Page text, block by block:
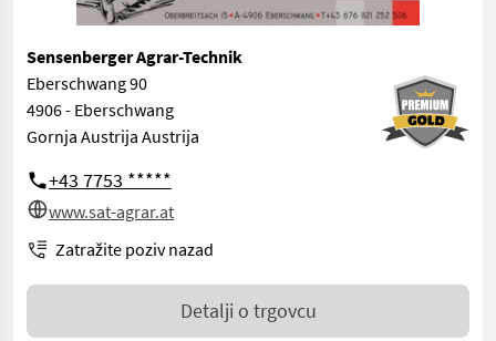
Sensenberger Agrar-Technik
Eberschwang 90
4906 - Eberschwang
Gornja Austrija Austrija
+43 7753 *****
www.sat-agrar.at
Zatražite poziv nazad
Detalji o trgovcu